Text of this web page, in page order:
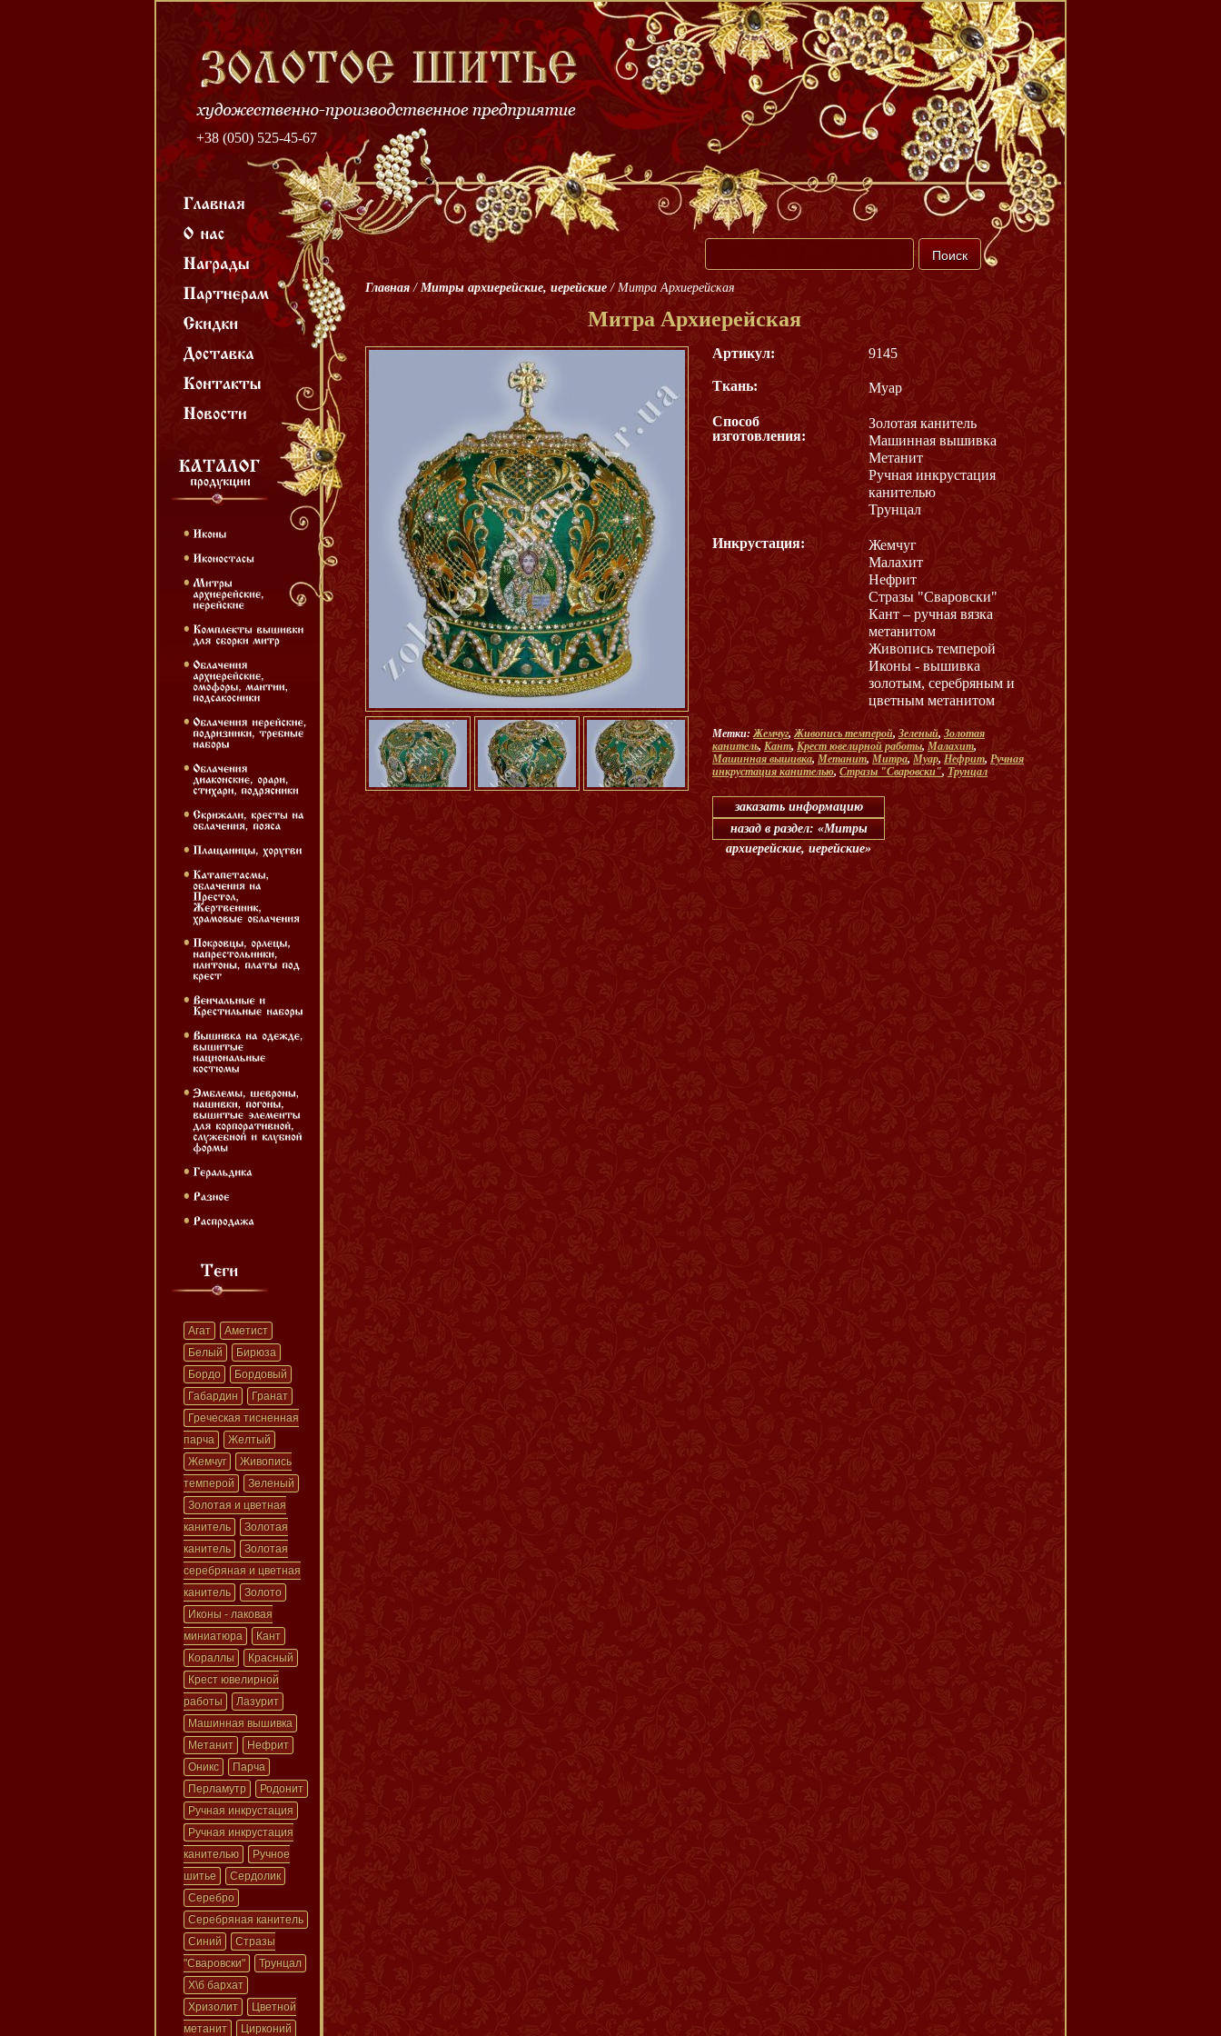
+38 (050) 525-45-67
Агат
Аметист
Белый
Бирюза
Бордо
Бордовый
Габардин
Гранат
Греческая тисненная
парча
Желтый
Жемчуг
Живопись
темперой
Зеленый
Золотая и цветная
канитель
Золотая
канитель
Золотая
серебряная и цветная
канитель
Золото
Иконы - лаковая
миниатюра
Кант
Кораллы
Красный
Крест ювелирной
работы
Лазурит
Машинная вышивка
Метанит
Нефрит
Оникс
Парча
Перламутр
Родонит
Ручная инкрустация
Ручная инкрустация
канителью
Ручное
шитье
Сердолик
Серебро
Серебряная канитель
Синий
Стразы
"Сваровски"
Трунцал
Х\б бархат
Хризолит
Цветной
метанит
Цирконий
Главная / Митры архиерейские, иерейские / Митра Архиерейская
Митра Архиерейская
Артикул: 9145
Ткань: Муар
Способ
изготовления:
Золотая канитель
Машинная вышивка
Метанит
Ручная инкрустация
канителью
Трунцал
Инкрустация:
Жемчуг
Малахит
Нефрит
Стразы "Сваровски"
Кант – ручная вязка
метанитом
Живопись темперой
Иконы - вышивка
золотым, серебряным и
цветным метанитом
Метки:Жемчуг,Живопись темперой, Зеленый, Золотая
канитель, Кант, Крест ювелирной работы, Малахит,
Машинная вышивка, Метанит, Митра, Муар, Нефрит, Ручная
инкрустация канителью, Стразы "Сваровски", Трунцал
заказать информацию
назад в раздел: «Митры
архиерейские, иерейские»